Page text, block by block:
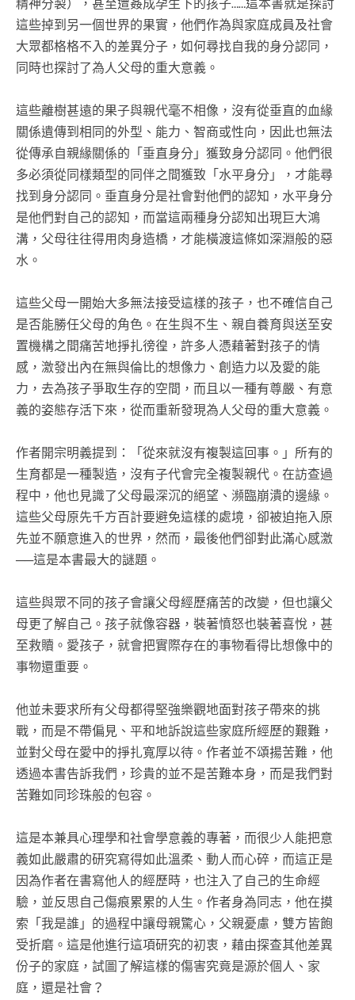
這些掉到另一個世界的果實，他們作為與家庭成員及社會
大眾都格格不入的差異分子，如何尋找自我的身分認同，
同時也探討了為人父母的重大意義。
這些離樹甚遠的果子與親代毫不相像，沒有從垂直的血緣
關係遺傳到相同的外型、能力、智商或性向，因此也無法
從傳承自親緣關係的「垂直身分」獲致身分認同。他們很
多必須從同樣類型的同伴之間獲致「水平身分」，才能尋
找到身分認同。垂直身分是社會對他們的認知，水平身分
是他們對自己的認知，而當這兩種身分認知出現巨大鴻
溝，父母往往得用肉身造橋，才能橫渡這條如深淵般的惡
水。
這些父母一開始大多無法接受這樣的孩子，也不確信自己
是否能勝任父母的角色。在生與不生、親自養育與送至安
置機構之間痛苦地掙扎徬徨，許多人憑藉著對孩子的情
感，激發出內在無與倫比的想像力、創造力以及愛的能
力，去為孩子爭取生存的空間，而且以一種有尊嚴、有意
義的姿態存活下來，從而重新發現為人父母的重大意義。
作者開宗明義提到：「從來就沒有複製這回事。」所有的
生育都是一種製造，沒有子代會完全複製親代。在訪查過
程中，他也見識了父母最深沉的絕望、瀕臨崩潰的邊緣。
這些父母原先千方百計要避免這樣的處境，卻被迫拖入原
先並不願意進入的世界，然而，最後他們卻對此滿心感激
──這是本書最大的謎題。
這些與眾不同的孩子會讓父母經歷痛苦的改變，但也讓父
母更了解自己。孩子就像容器，裝著憤怒也裝著喜悅，甚
至救贖。愛孩子，就會把實際存在的事物看得比想像中的
事物還重要。
他並未要求所有父母都得堅強樂觀地面對孩子帶來的挑
戰，而是不帶偏見、平和地訴說這些家庭所經歷的艱難，
並對父母在愛中的掙扎寬厚以待。作者並不頌揚苦難，他
透過本書告訴我們，珍貴的並不是苦難本身，而是我們對
苦難如同珍珠般的包容。
這是本兼具心理學和社會學意義的專著，而很少人能把意
義如此嚴肅的研究寫得如此溫柔、動人而心碎，而這正是
因為作者在書寫他人的經歷時，也注入了自己的生命經
驗，並反思自己傷痕累累的人生。作者身為同志，他在摸
索「我是誰」的過程中讓母親驚心，父親憂慮，雙方皆飽
受折磨。這是他進行這項研究的初衷，藉由探查其他差異
份子的家庭，試圖了解這樣的傷害究竟是源於個人、家
庭，還是社會？